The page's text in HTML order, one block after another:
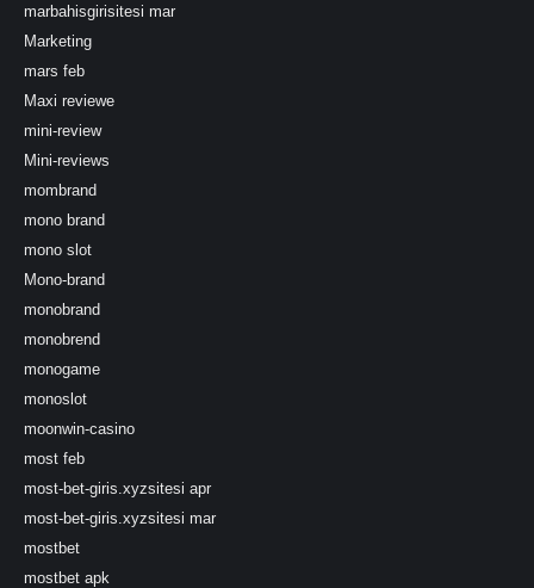
marbahisgirisitesi mar
Marketing
mars feb
Maxi reviewe
mini-review
Mini-reviews
mombrand
mono brand
mono slot
Mono-brand
monobrand
monobrend
monogame
monoslot
moonwin-casino
most feb
most-bet-giris.xyzsitesi apr
most-bet-giris.xyzsitesi mar
mostbet
mostbet apk